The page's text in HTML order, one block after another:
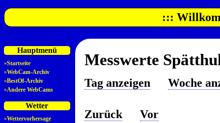
:::
Hauptmenü
»Startseite
»WebCam-Archiv
»BestOf-Archiv
»Andere WebCams
Wetter
»Wettervorhersage
Messwerte
Tag anzeigen Woche
Zurück Vor